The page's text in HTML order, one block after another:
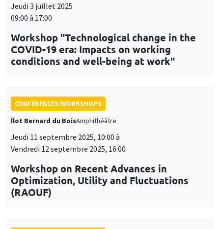
Jeudi 3 juillet 2025
09:00 à 17:00
Workshop "Technological change in the
COVID-19 era: Impacts on working
conditions and well-being at work"
CONFÉRENCES/WORKSHOPS
Îlot Bernard du BoisAmphithéâtre
Jeudi 11 septembre 2025, 10:00 à
Vendredi 12 septembre 2025, 16:00
Workshop on Recent Advances in
Optimization, Utility and Fluctuations
(RAOUF)